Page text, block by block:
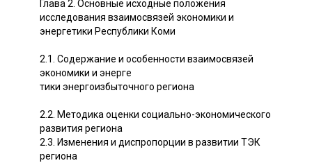
Глава 2. Основные исходные положения
исследования взаимосвязей экономики и
энергетики Республики Коми
2.1. Содержание и особенности взаимосвязей
экономики и энерге
тики энергоизбыточного региона
2.2. Методика оценки социально-экономического
развития региона
2.3. Изменения и диспропорции в развитии ТЭК
региона